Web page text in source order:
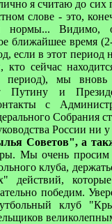
я считаю до сих
слове - это,
нормы... Видимо,
ближайшее время
если в этот период
сейчас
период), мы вновь
Путину и
с
Собрания
России ни
Советов", а
Мы очень
клуба,
действий,
победим.
клуб